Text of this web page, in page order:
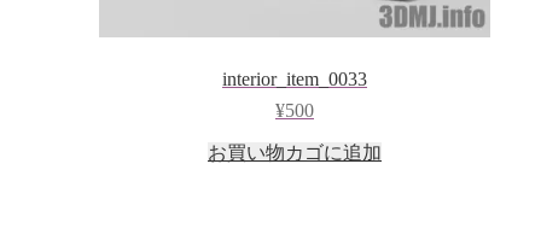
interior_item_0033
¥500
お買い物カゴに追加